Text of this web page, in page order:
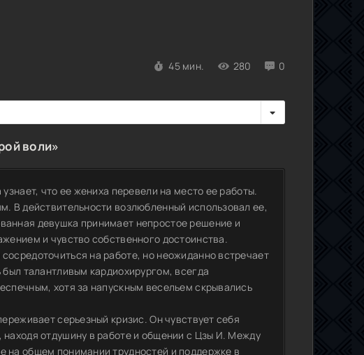
45 мин. 280 0
воли»
что ее жениха перевели на место ее работы.
В действительности возлюбленный использовал ее,
девушка принимает непростое решение и
и чувство собственного достоинства.
на работе, но неожиданно встречает
талантливым кардиохирургом, всегда
хотя за напускным весельем скрывались
серьезный кризис. Он чувствует себя
отдушину в работе и общении с Цзы И. Между
на общем понимании трудностей и поддержке в